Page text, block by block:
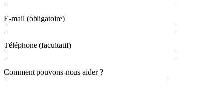
E-mail (obligatoire)
Téléphone (facultatif)
Gender
Comment pouvons-nous aider ?